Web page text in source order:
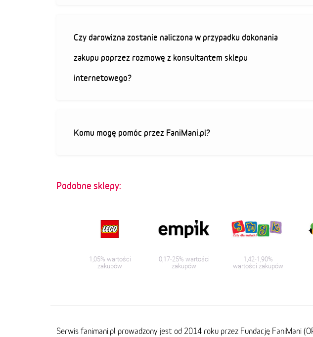
Czy darowizna zostanie naliczona w przypadku dokonania
zakupu poprzez rozmowę z konsultantem sklepu
internetowego?
Komu mogę pomóc przez FaniMani.pl?
Podobne sklepy:
1,05% wartości
zakupów
0,17-25% wartości
zakupów
1,42-1,90%
wartości zakupów
Serwis fanimani.pl prowadzony jest od 2014 roku przez Fundację FaniMani